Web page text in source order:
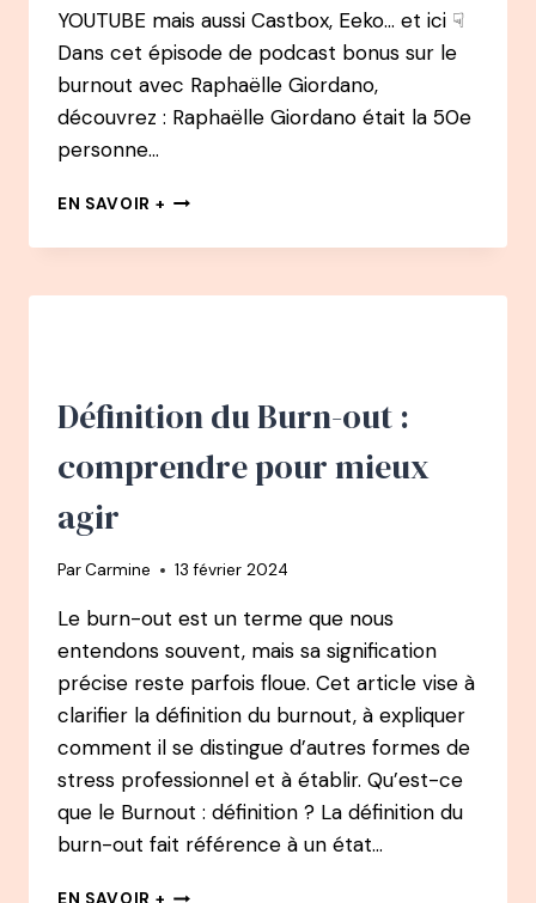
YOUTUBE mais aussi Castbox, Eeko… et ici ☟
Dans cet épisode de podcast bonus sur le
burnout avec Raphaëlle Giordano,
découvrez : Raphaëlle Giordano était la 50e
personne…
EN SAVOIR + BONUS
BURNOUT
RAPHAËLLE
VIE
APRÈS
Définition du Burn-out :
comprendre pour mieux
agir
ParCarmine 13 février 2024
Le burn-out est un terme que nous
entendons souvent, mais sa signification
précise reste parfois floue. Cet article vise à
clarifier la définition du burnout, à expliquer
comment il se distingue d’autres formes de
stress professionnel et à établir. Qu’est-ce
que le Burnout : définition ? La définition du
burn-out fait référence à un état…
DÉFINITION